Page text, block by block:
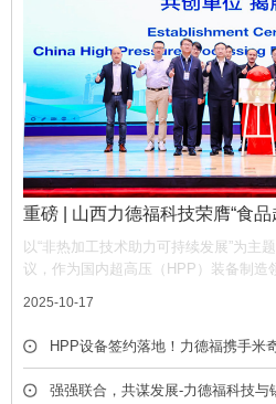
重磅 | 山西力德福科技荣膺“食
单位”，携手产业链共筑非热加工
以“非热加工技术助力可持续发展”为主
议，作为国内超高压（HPP）装备制造
号，彰显了公司在推动超高压技术产业
2025-10-17
HPP设备签约落地！力德福携手米
化冷榨饮品产线
强强联合，共谋发展-力德福科技与